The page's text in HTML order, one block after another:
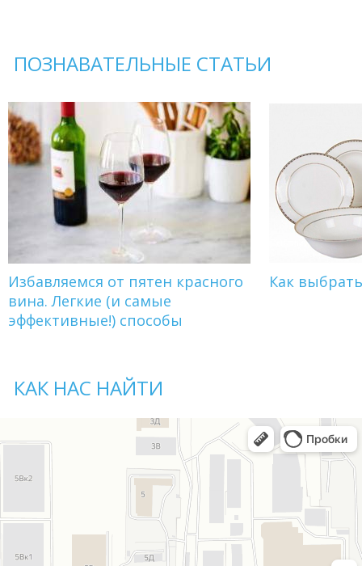
ПОЗНАВАТЕЛЬНЫЕ СТАТЬИ
Избавляемся от пятен красного
вина. Легкие (и самые
эффективные!) способы
Как
КАК НАС НАЙТИ